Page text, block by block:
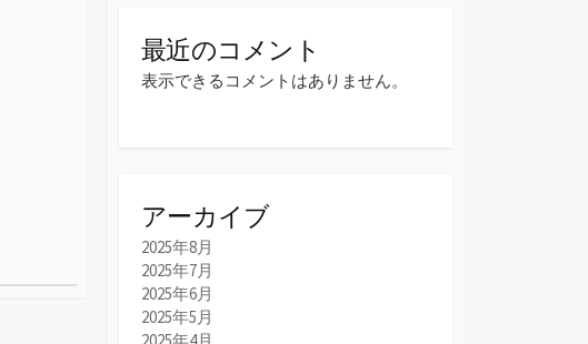
最近のコメント
表示できるコメントはありません。
アーカイブ
2025年8月
2025年7月
2025年6月
2025年5月